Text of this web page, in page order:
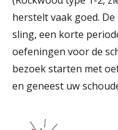
herstelt vaak goed.
sling, een korte
oefeningen voor de
bezoek starten met
en geneest uw